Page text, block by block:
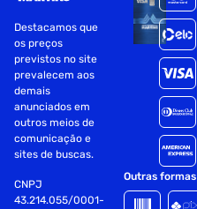
Destacamos que
os preços
previstos no site
prevalecem aos
demais
anunciados em
outros meios de
comunicação e
sites de buscas.
CNPJ
43.214.055/0001-
Outras formas